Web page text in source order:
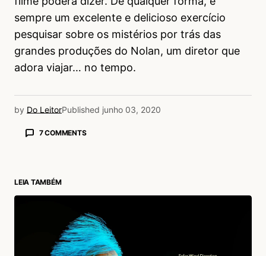
sempre um excelente e delicioso exercício
pesquisar sobre os mistérios por trás das
grandes produções do Nolan, um diretor que
adora viajar… no tempo.
by Do LeitorPublished junho 03, 2020
7 COMMENTS
Parabéns mano, texto fantástico e de fácil
Fazendo com que nos cative a assistir e
entender todo o enigma.
LEIA TAMBÉM